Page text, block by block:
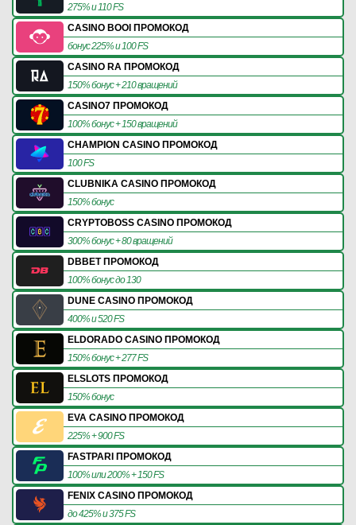
275% и 110 FS
CASINO BOOI ПРОМОКОД
бонус 225% и 100 FS
CASINO RA ПРОМОКОД
150% бонус + 210 вращений
CASINO7 ПРОМОКОД
100% бонус + 150 вращений
CHAMPION CASINO ПРОМОКОД
100 FS
CLUBNIKA CASINO ПРОМОКОД
150% бонус
CRYPTOBOSS CASINO ПРОМОКОД
300% бонус + 80 вращений
DBBET ПРОМОКОД
100% бонус до 130
DUNE CASINO ПРОМОКОД
400% и 520 FS
ELDORADO CASINO ПРОМОКОД
150% бонус + 277 FS
ELSLOTS ПРОМОКОД
150% бонус
EVA CASINO ПРОМОКОД
225% + 900 FS
FASTPARI ПРОМОКОД
100% или 200% + 150 FS
FENIX CASINO ПРОМОКОД
до 425% и 375 FS